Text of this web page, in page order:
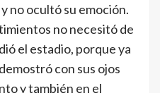
no ocultó su emoción.
no necesitó de
el estadio, porque ya
con sus ojos
y también en el